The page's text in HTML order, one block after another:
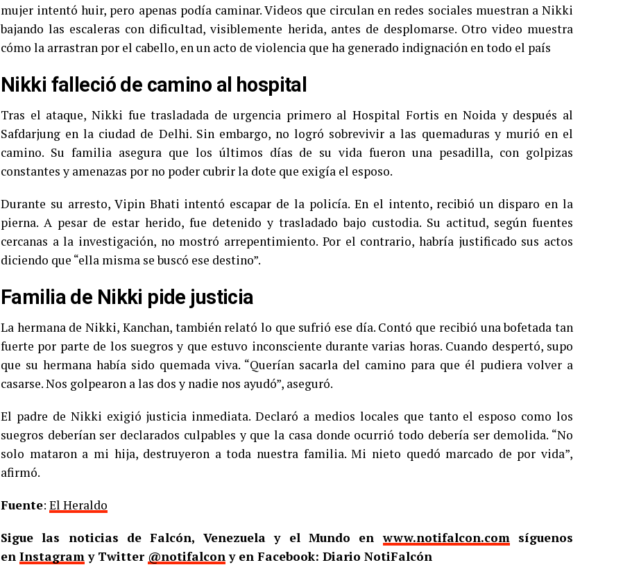
mujer intentó huir, pero apenas podía caminar. Videos que circulan en redes sociales muestran a Nikki
bajando las escaleras con dificultad, visiblemente herida, antes de desplomarse. Otro video muestra
cómo la arrastran por el cabello, en un acto de violencia que ha generado indignación en todo el país
Nikki falleció de camino al hospital
Tras el ataque, Nikki fue trasladada de urgencia primero al Hospital Fortis en Noida y después al
Safdarjung en la ciudad de Delhi. Sin embargo, no logró sobrevivir a las quemaduras y murió en el
camino. Su familia asegura que los últimos días de su vida fueron una pesadilla, con golpizas
constantes y amenazas por no poder cubrir la dote que exigía el esposo.
Durante su arresto, Vipin Bhati intentó escapar de la policía. En el intento, recibió un disparo en la
pierna. A pesar de estar herido, fue detenido y trasladado bajo custodia. Su actitud, según fuentes
cercanas a la investigación, no mostró arrepentimiento. Por el contrario, habría justificado sus actos
diciendo que “ella misma se buscó ese destino”.
Familia de Nikki pide justicia
La hermana de Nikki, Kanchan, también relató lo que sufrió ese día. Contó que recibió una bofetada tan
fuerte por parte de los suegros y que estuvo inconsciente durante varias horas. Cuando despertó, supo
que su hermana había sido quemada viva. “Querían sacarla del camino para que él pudiera volver a
casarse. Nos golpearon a las dos y nadie nos ayudó”, aseguró.
El padre de Nikki exigió justicia inmediata. Declaró a medios locales que tanto el esposo como los
suegros deberían ser declarados culpables y que la casa donde ocurrió todo debería ser demolida. “No
solo mataron a mi hija, destruyeron a toda nuestra familia. Mi nieto quedó marcado de por vida”,
afirmó.
Fuente: El Heraldo
Sigue las noticias de Falcón, Venezuela y el Mundo enwww.notifalcon.comsíguenos
en Instagramy Twitter @notifalcony en Facebook: Diario NotiFalcón